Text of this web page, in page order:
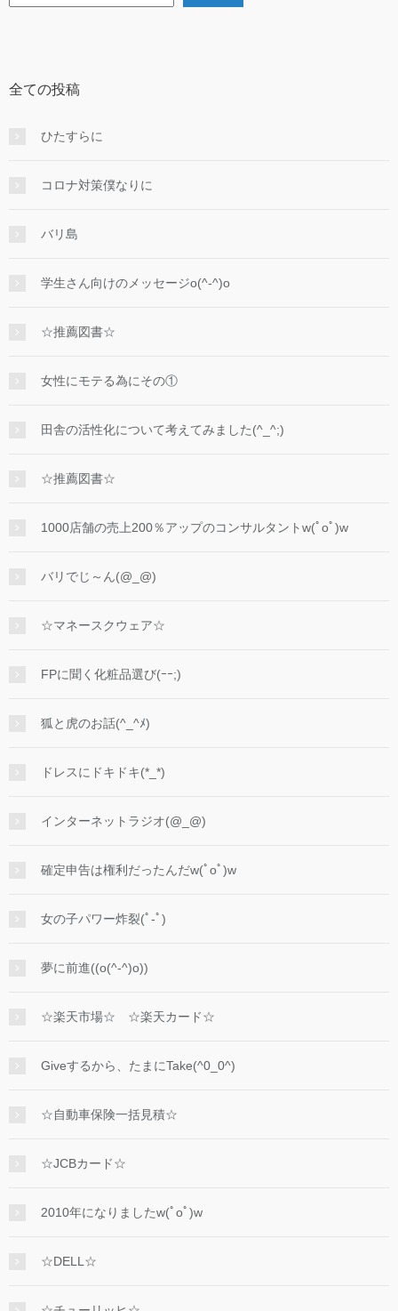
全ての投稿
ひたすらに
コロナ対策僕なりに
バリ島
学生さん向けのメッセージo(^-^)o
☆推薦図書☆
女性にモテる為にその①
田舎の活性化について考えてみました(^_^;)
☆推薦図書☆
1000店舗の売上200％アップのコンサルタントw(ﾟoﾟ)w
バリでじ～ん(@_@)
☆マネースクウェア☆
FPに聞く化粧品選び(ｰｰ;)
狐と虎のお話(^_^ﾒ)
ドレスにドキドキ(*_*)
インターネットラジオ(@_@)
確定申告は権利だったんだw(ﾟoﾟ)w
女の子パワー炸裂(ﾟ-ﾟ)
夢に前進((o(^-^)o))
☆楽天市場☆ ☆楽天カード☆
Giveするから、たまにTake(^0_0^)
☆自動車保険一括見積☆
☆JCBカード☆
2010年になりましたw(ﾟoﾟ)w
☆DELL☆